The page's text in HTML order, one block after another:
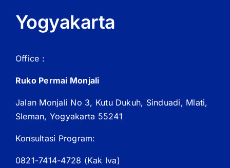
Yogyakarta
Office :
Ruko Permai Monjali
Jalan Monjali No 3, Kutu Dukuh, Sinduadi, Mlati,
Sleman, Yogyakarta 55241
Konsultasi Program:
0821-7414-4728 (Kak Iva)